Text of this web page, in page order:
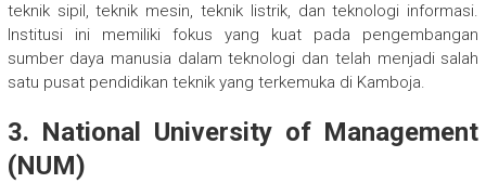
teknik sipil, teknik mesin, teknik listrik, dan teknologi informasi.
Institusi ini memiliki fokus yang kuat pada pengembangan
sumber daya manusia dalam teknologi dan telah menjadi salah
satu pusat pendidikan teknik yang terkemuka di Kamboja.
3. National University of Management
(NUM)